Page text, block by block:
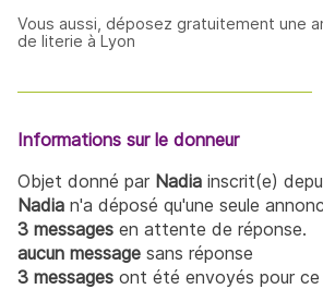
Vous aussi, déposez gratuitement une
de literie à Lyon
Informations sur le donneur
Objet donné par Nadia inscrit(e)
Nadia n'a déposé qu'une seule
3 messages en attente de réponse.
aucun message sans réponse
3 messages ont été envoyés pour ce